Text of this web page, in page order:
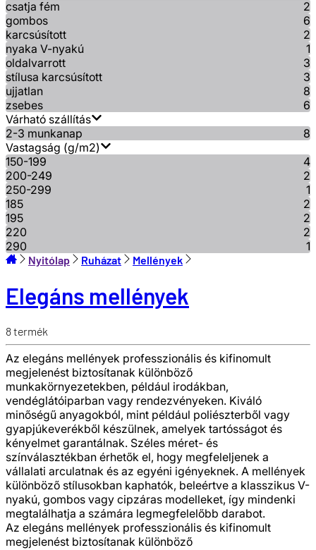
csatja fém
2
gombos
6
karcsúsított
2
nyaka V-nyakú
1
oldalvarrott
3
stílusa karcsúsított
3
ujjatlan
8
zsebes
6
Várható szállítás
2-3 munkanap
8
Vastagság (g/m2)
150-199
4
200-249
2
250-299
1
185
2
195
2
220
2
290
1
Nyitólap Ruházat Mellények
Elegáns mellények
8termék
Az elegáns mellények professzionális és kifinomult
megjelenést biztosítanak különböző
munkakörnyezetekben, például irodákban,
vendéglátóiparban vagy rendezvényeken. Kiváló
minőségű anyagokból, mint például poliészterből vagy
gyapjúkeverékből készülnek, amelyek tartósságot és
kényelmet garantálnak. Széles méret- és
színválasztékban érhetők el, hogy megfeleljenek a
vállalati arculatnak és az egyéni igényeknek. A mellények
különböző stílusokban kaphatók, beleértve a klasszikus V-
nyakú, gombos vagy cipzáras modelleket, így mindenki
megtalálhatja a számára legmegfelelőbb darabot.
Az elegáns mellények professzionális és kifinomult
megjelenést biztosítanak különböző